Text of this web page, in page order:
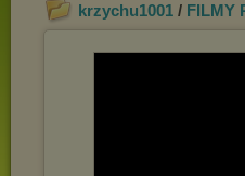
krzychu1001 / FILMY